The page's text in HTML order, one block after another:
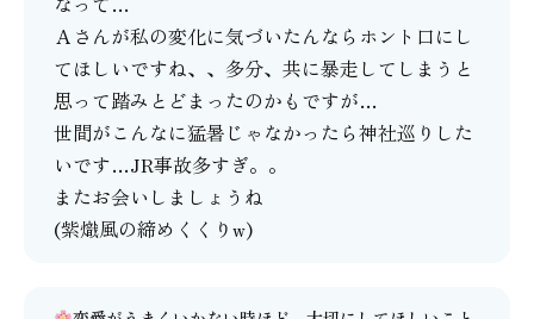
Ａさんが私の変化に気づいたんならホント口にし
てほしいですね、、多分、共に暴走してしまうと
思って踏みとどまったのかもですが…
世間がこんなに猛暑じゃなかったら神社巡りした
いです…JR事故多すぎ。。
またお会いしましょうね
(紫熾風の締めくくりw)